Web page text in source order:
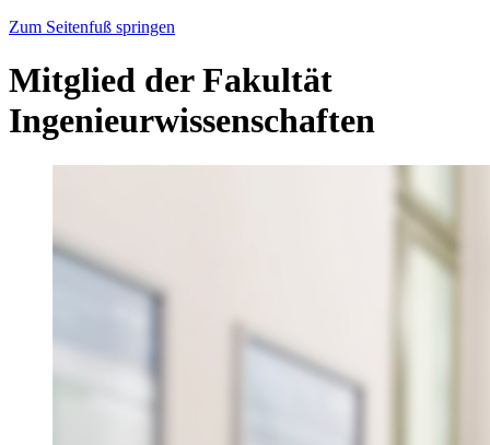
Zum Seitenfuß springen
Mitglied der Fakultät
Ingenieurwissenschaften